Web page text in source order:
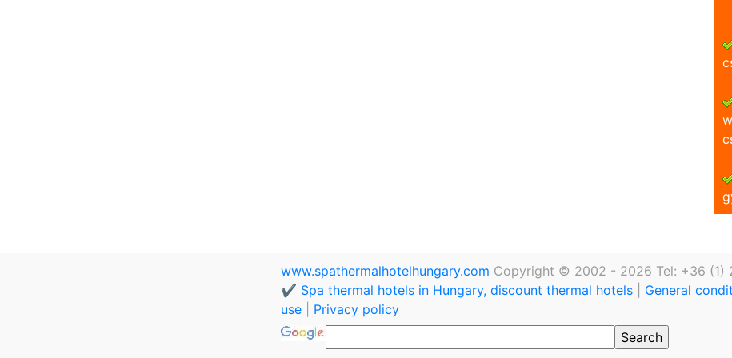
www.spathermalhotelhungary.com Copyright © 2002 - 2026 Tel: +36 (1)
✔️ Spa thermal hotels in Hungary, discount thermal hotels
General
use
Privacy policy